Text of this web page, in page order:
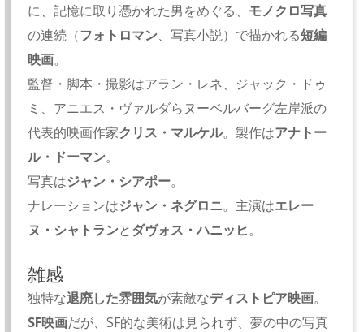
に、記憶に取り憑かれた男をめぐる、 モノクロ写真
の連続（フォトロマン、写真小説）で描かれる短編
映画。
監督・脚本・撮影はアラン・レネ、ジャック・ドゥ
ミ、アニエス・ヴァルダらヌーベルバーグ左岸派の
代表的映画作家クリス・マルケル。製作はアナトー
ル・ドーマン。
写真はジャン・シアポー。
ナレーションはジャン・ネグロニ。主演はエレー
ヌ・シャトランとダヴォス・ハニッヒ。
雑感
独特な退廃した雰囲気が素敵なディストピア映画。
SF映画だが、SF的な美術は見られず、夢の中の写真